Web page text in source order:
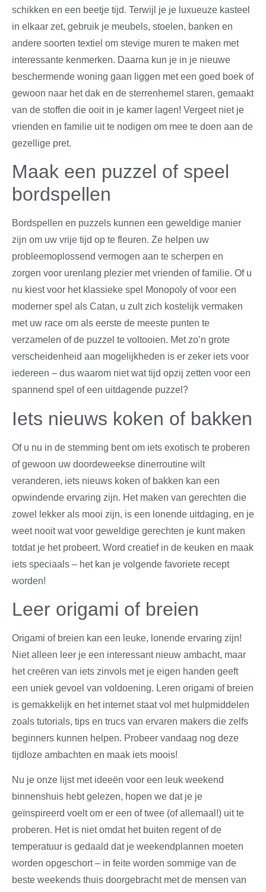
schikken en een beetje tijd. Terwijl je je luxueuze kasteel
in elkaar zet, gebruik je meubels, stoelen, banken en
andere soorten textiel om stevige muren te maken met
interessante kenmerken. Daarna kun je in je nieuwe
beschermende woning gaan liggen met een goed boek of
gewoon naar het dak en de sterrenhemel staren, gemaakt
van de stoffen die ooit in je kamer lagen! Vergeet niet je
vrienden en familie uit te nodigen om mee te doen aan de
gezellige pret.
Maak een puzzel of speel
bordspellen
Bordspellen en puzzels kunnen een geweldige manier
zijn om uw vrije tijd op te fleuren. Ze helpen uw
probleemoplossend vermogen aan te scherpen en
zorgen voor urenlang plezier met vrienden of familie. Of u
nu kiest voor het klassieke spel Monopoly of voor een
moderner spel als Catan, u zult zich kostelijk vermaken
met uw race om als eerste de meeste punten te
verzamelen of de puzzel te voltooien. Met zo’n grote
verscheidenheid aan mogelijkheden is er zeker iets voor
iedereen – dus waarom niet wat tijd opzij zetten voor een
spannend spel of een uitdagende puzzel?
Iets nieuws koken of bakken
Of u nu in de stemming bent om iets exotisch te proberen
of gewoon uw doordeweekse dinerroutine wilt
veranderen, iets nieuws koken of bakken kan een
opwindende ervaring zijn. Het maken van gerechten die
zowel lekker als mooi zijn, is een lonende uitdaging, en je
weet nooit wat voor geweldige gerechten je kunt maken
totdat je het probeert. Word creatief in de keuken en maak
iets speciaals – het kan je volgende favoriete recept
worden!
Leer origami of breien
Origami of breien kan een leuke, lonende ervaring zijn!
Niet alleen leer je een interessant nieuw ambacht, maar
het creëren van iets zinvols met je eigen handen geeft
een uniek gevoel van voldoening. Leren origami of breien
is gemakkelijk en het internet staat vol met hulpmiddelen
zoals tutorials, tips en trucs van ervaren makers die zelfs
beginners kunnen helpen. Probeer vandaag nog deze
tijdloze ambachten en maak iets moois!
Nu je onze lijst met ideeën voor een leuk weekend
binnenshuis hebt gelezen, hopen we dat je je
geïnspireerd voelt om er een of twee (of allemaal!) uit te
proberen. Het is niet omdat het buiten regent of de
temperatuur is gedaald dat je weekendplannen moeten
worden opgeschort – in feite worden sommige van de
beste weekends thuis doorgebracht met de mensen van